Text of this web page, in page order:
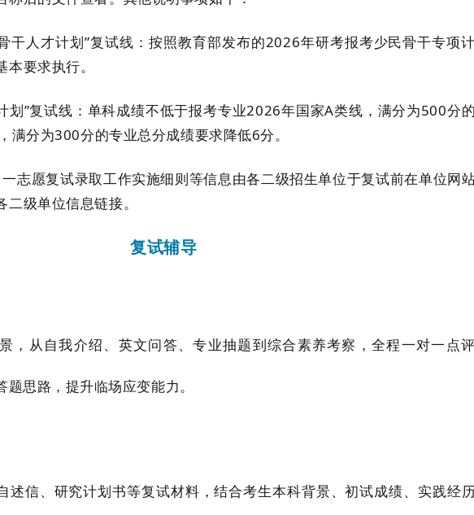
干人才计划”复试线： 按照教育部发布的2026年研考报考少民骨干专项
要求执行。
划”复试线： 单科成绩不低于报考专业2026年国家A类线， 满分为500分
满分为300分的专业总分成绩要求降低6分。
一志愿复试录取工作实施细则等信息由各二级招生单位于复试前在单位网
级单位信息链接。
复试辅导
，从自我介绍、英文问答、专业抽题到综合素养考察，全程一对一点
思路，提升临场应变能力。
述信、研究计划书等复试材料，结合考生本科背景、初试成绩、实践经